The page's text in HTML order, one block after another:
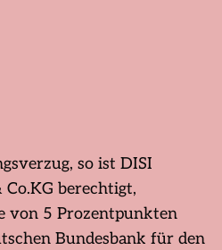
so ist DISI
berechtigt,
von 5 Prozentpunkten
Bundesbank für den